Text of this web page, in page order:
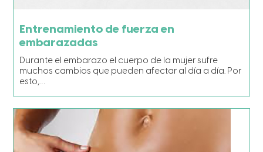
Entrenamiento de fuerza en
embarazadas
Durante el embarazo el cuerpo de la mujer sufre
muchos cambios que pueden afectar al día a día. Por
esto,…